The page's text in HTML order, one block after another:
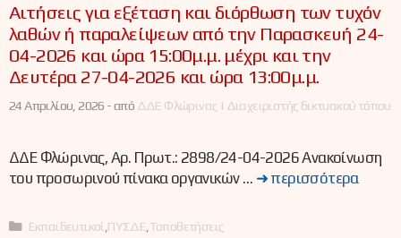
Αιτήσεις για εξέταση και διόρθωση των τυχόν
λαθών ή παραλείψεων από την Παρασκευή 24-
04-2026 και ώρα 15:00μ.μ. μέχρι και την
Δευτέρα 27-04-2026 και ώρα 13:00μ.μ.
24 Απριλίου, 2026 -από ΔΔΕ Φλώρινας | Διαχειριστής δικτυακού τόπου
ΔΔΕ Φλώρινας, Αρ. Πρωτ.: 2898/24-04-2026 Ανακοίνωση
του προσωρινού πίνακα οργανικών … ➜ περισσότερα
Κατηγορίες
Εκπαιδευτικοί ΠΥΣΔΕ Τοποθετήσεις